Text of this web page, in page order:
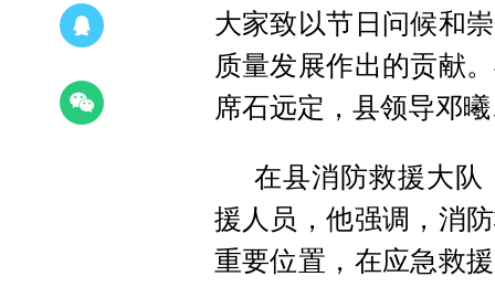
大家致以节日问候和
质量发展作出的贡献
席石远定，县领导邓
在县消防救援大队
援人员，他强调，消
重要位置，在应急救